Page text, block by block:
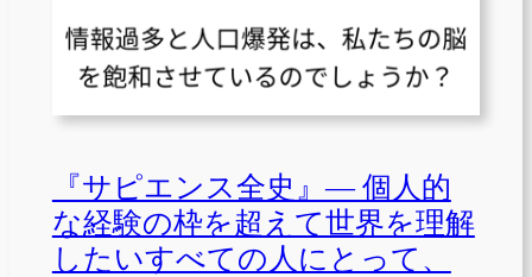
『サピエンス全史』— 個人的
な経験の枠を超えて世界を理解
したいすべての人にとって、